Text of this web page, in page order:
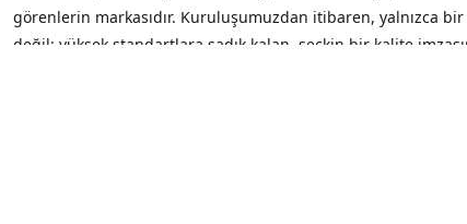
görenlerin markasıdır. Kuruluşumuzdan itibaren, yalnızca
değil; yüksek standartlara sadık kalan, seçkin bir kalite